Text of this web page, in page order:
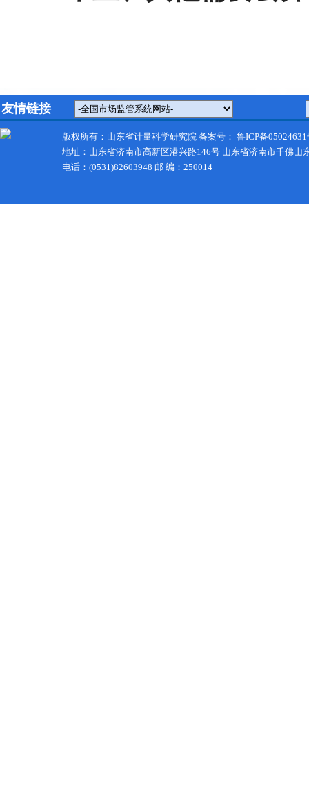
友情链接
版权所有：山东省计量科学研究院 备案号： 鲁ICP备05024631
地址：山东省济南市高新区港兴路146号 山东省济南市千佛
电话：(0531)82603948 邮 编：250014